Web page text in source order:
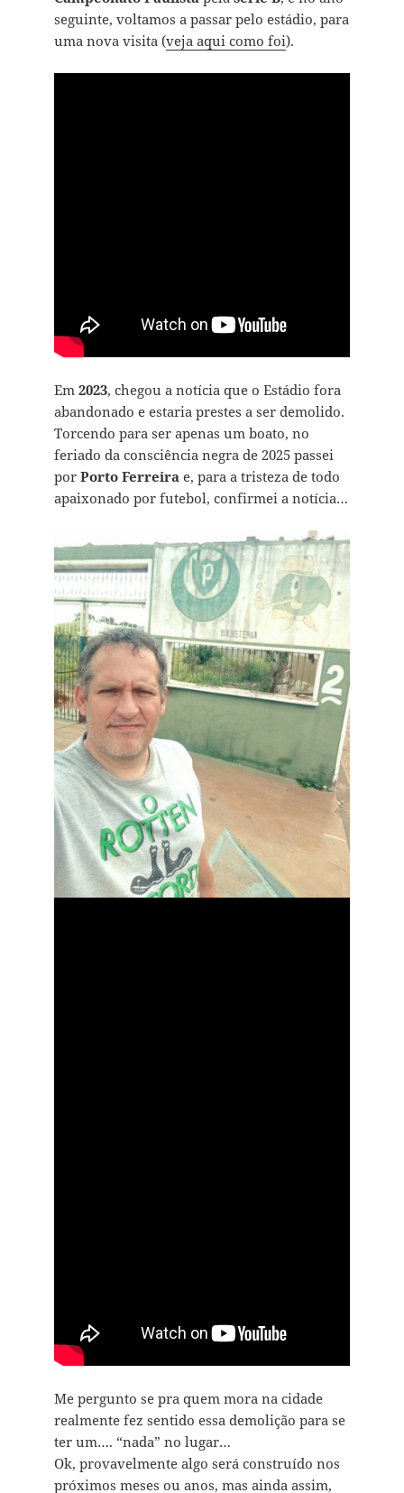
seguinte, voltamos a passar pelo estádio, para
uma nova visita (veja aqui como foi).
Em 2023, chegou a notícia que o Estádio fora
abandonado e estaria prestes a ser demolido.
Torcendo para ser apenas um boato, no
feriado da consciência negra de 2025 passei
porPorto Ferreirae, para a tristeza de todo
apaixonado por futebol, confirmei a notícia…
Me pergunto se pra quem mora na cidade
realmente fez sentido essa demolição para se
ter um…. “nada” no lugar…
Ok, provavelmente algo será construído nos
próximos meses ou anos, mas ainda assim,